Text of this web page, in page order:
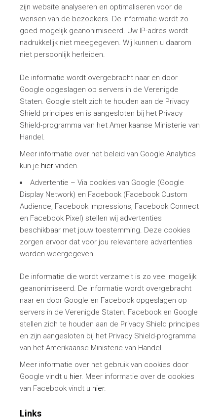
zijn website analyseren en optimaliseren voor de
wensen van de bezoekers. De informatie wordt zo
goed mogelijk geanonimiseerd. Uw IP-adres wordt
nadrukkelijk niet meegegeven. Wij kunnen u daarom
niet persoonlijk herleiden.
De informatie wordt overgebracht naar en door
Google opgeslagen op servers in de Verenigde
Staten. Google stelt zich te houden aan de Privacy
Shield principes en is aangesloten bij het Privacy
Shield-programma van het Amerikaanse Ministerie van
Handel.
Meer informatie over het beleid van Google Analytics
kun je hier vinden.
Advertentie – Via cookies van Google (Google
Display Network) en Facebook (Facebook Custom
Audience, Facebook Impressions, Facebook Connect
en Facebook Pixel) stellen wij advertenties
beschikbaar met jouw toestemming. Deze cookies
zorgen ervoor dat voor jou relevantere advertenties
worden weergegeven.
De informatie die wordt verzamelt is zo veel mogelijk
geanonimiseerd. De informatie wordt overgebracht
naar en door Google en Facebook opgeslagen op
servers in de Verenigde Staten. Facebook en Google
stellen zich te houden aan de Privacy Shield principes
en zijn aangesloten bij het Privacy Shield-programma
van het Amerikaanse Ministerie van Handel.
Meer informatie over het gebruik van cookies door
Google vindt u hier. Meer informatie over de cookies
van Facebook vindt u hier.
Links